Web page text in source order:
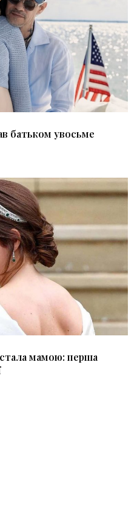
батьком увосьме
мамою: перша